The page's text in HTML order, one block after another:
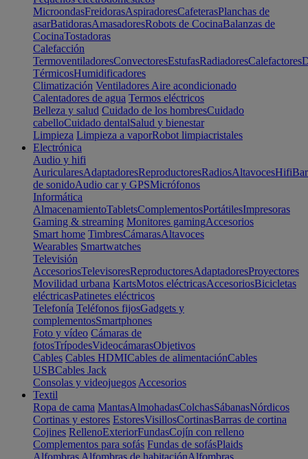
MicroondasFreidorasAspiradoresCafeterasPlanchas de
asarBatidorasAmasadoresRobots de CocinaBalanzas de
CocinaTostadoras
Calefacción
TermoventiladoresConvectoresEstufasRadiadoresCalefactores
TérmicosHumidificadores
Climatización Ventiladores Aire acondicionado
Calentadores de agua Termos eléctricos
Belleza y salud Cuidado de los hombresCuidado
cabelloCuidado dentalSalud y bienestar
Limpieza Limpieza a vaporRobot limpiacristales
Electrónica
Audio y hifi
AuricularesAdaptadoresReproductoresRadiosAltavocesHifi
de sonidoAudio car y GPSMicrófonos
Informática
AlmacenamientoTabletsComplementosPortátilesImpresoras
Gaming & streaming Monitores gamingAccesorios
Smart home TimbresCámarasAltavoces
Wearables Smartwatches
Televisión
AccesoriosTelevisoresReproductoresAdaptadoresProyectores
Movilidad urbana KartsMotos eléctricasAccesoriosBicicletas
eléctricasPatinetes eléctricos
Telefonía Teléfonos fijosGadgets y
complementosSmartphones
Foto y vídeo Cámaras de
fotosTrípodesVideocámarasObjetivos
Cables Cables HDMICables de alimentaciónCables
USBCables Jack
Consolas y videojuegos Accesorios
Textil
Ropa de cama MantasAlmohadasColchasSábanasNórdicos
Cortinas y estores EstoresVisillosCortinasBarras de cortina
Cojines RellenoExteriorFundasCojín con relleno
Complementos para sofás Fundas de sofásPlaids
Alfombras Alfombras de habitaciónAlfombras